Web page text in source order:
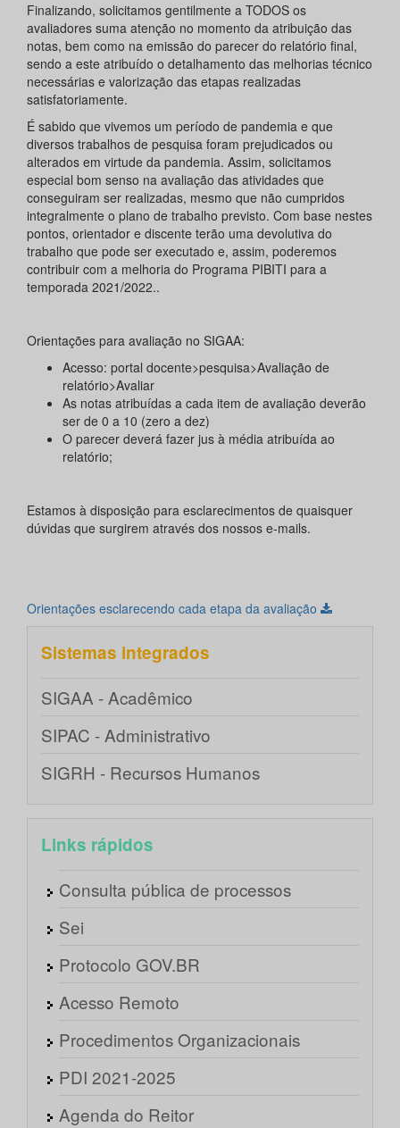
Finalizando, solicitamos gentilmente a TODOS os
avaliadores suma atenção no momento da atribuição das
notas, bem como na emissão do parecer do relatório final,
sendo a este atribuído o detalhamento das melhorias técnico
necessárias e valorização das etapas realizadas
satisfatoriamente.
É sabido que vivemos um período de pandemia e que
diversos trabalhos de pesquisa foram prejudicados ou
alterados em virtude da pandemia. Assim, solicitamos
especial bom senso na avaliação das atividades que
conseguiram ser realizadas, mesmo que não cumpridos
integralmente o plano de trabalho previsto. Com base nestes
pontos, orientador e discente terão uma devolutiva do
trabalho que pode ser executado e, assim, poderemos
contribuir com a melhoria do Programa PIBITI para a
temporada 2021/2022..
Orientações para avaliação no SIGAA:
Acesso: portal docente>pesquisa>Avaliação de
relatório>Avaliar
As notas atribuídas a cada item de avaliação deverão
ser de 0 a 10 (zero a dez)
O parecer deverá fazer jus à média atribuída ao
relatório;
Estamos à disposição para esclarecimentos de quaisquer
dúvidas que surgirem através dos nossos e-mails.
Orientações esclarecendo cada etapa da avaliação
Sistemas integrados
SIGAA - Acadêmico
SIPAC - Administrativo
SIGRH - Recursos Humanos
Links rápidos
Consulta pública de processos
Sei
Protocolo GOV.BR
Acesso Remoto
Procedimentos Organizacionais
PDI 2021-2025
Agenda do Reitor